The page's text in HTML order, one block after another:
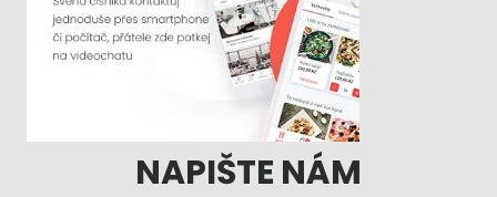
NAPIŠTE NÁM